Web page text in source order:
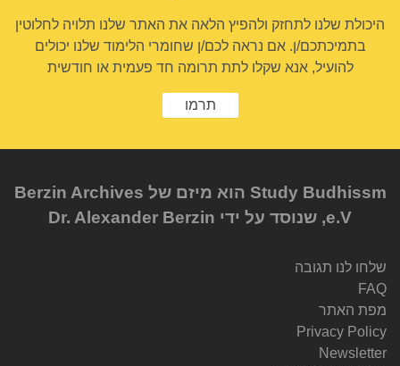
היכולת שלנו לתחזק ולהפיץ הלאה את האתר שלנו תלויה לחלוטין
בתמיכתכם/ן. אם נראה לכם/ן שחומרי הלימוד שלנו יכולים
להועיל, אנא שקלו לתת תרומה חד פעמית או חודשית
תרמו
Study Budhissm הוא מיזם של Berzin Archives
e.V, שנוסד על ידי Dr. Alexander Berzin
שלחו לנו תגובה
FAQ
מפת האתר
Privacy Policy
Newsletter